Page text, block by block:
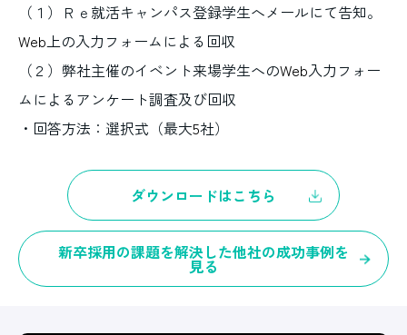
（１）Ｒｅ就活キャンパス登録学生へメールにて告知。
Web上の入力フォームによる回収
（２）弊社主催のイベント来場学生へのWeb入力フォー
ムによるアンケート調査及び回収
・回答方法：選択式（最大5社）
ダウンロードはこちら
新卒採用の課題を解決した他社の成功事例を
見る